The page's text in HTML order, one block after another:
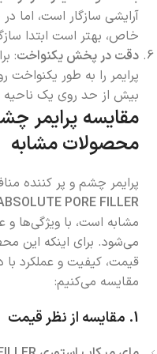
آرایشی سازگار است، اما
خاص، بهتر است ابتدا
دقت در پخش یکنواخت:
پرایمر را به طور
بیش از حد روی یک ناحیه
مقایسه پرایمر
محصولات مشابه
پرایمر چشم و پر کننده
PORE FILLER
مشابه است، با ویژگی‌ها و
می‌شود. برای اینکه این
قیمت، کیفیت و عملکرد با
مقایسه می‌کنیم:
1. مقایسه از نظر قیمت